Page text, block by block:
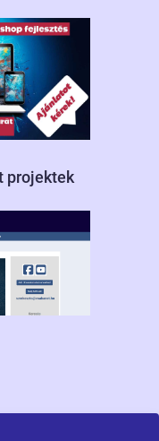
projektek